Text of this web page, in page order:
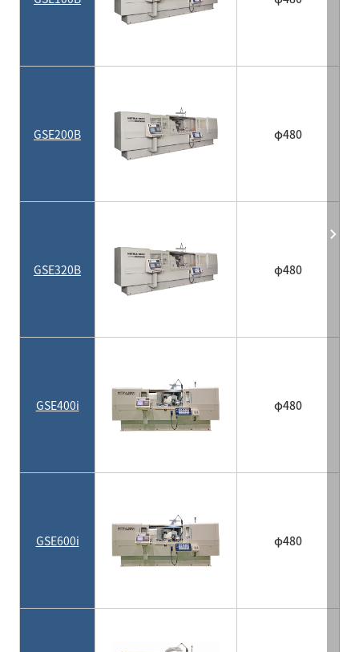
GSE200B φ480
GSE320B φ480
GSE400i φ480
GSE600i φ480